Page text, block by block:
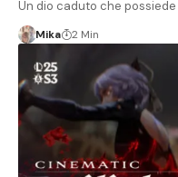
Un dio caduto che
Mika 2 Min